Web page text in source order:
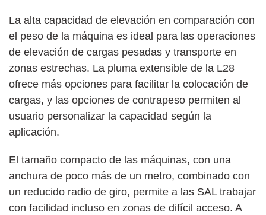
La alta capacidad de elevación en comparación con
el peso de la máquina es ideal para las operaciones
de elevación de cargas pesadas y transporte en
zonas estrechas. La pluma extensible de la L28
ofrece más opciones para facilitar la colocación de
cargas, y las opciones de contrapeso permiten al
usuario personalizar la capacidad según la
aplicación.
El tamaño compacto de las máquinas, con una
anchura de poco más de un metro, combinado con
un reducido radio de giro, permite a las SAL trabajar
con facilidad incluso en zonas de difícil acceso. A